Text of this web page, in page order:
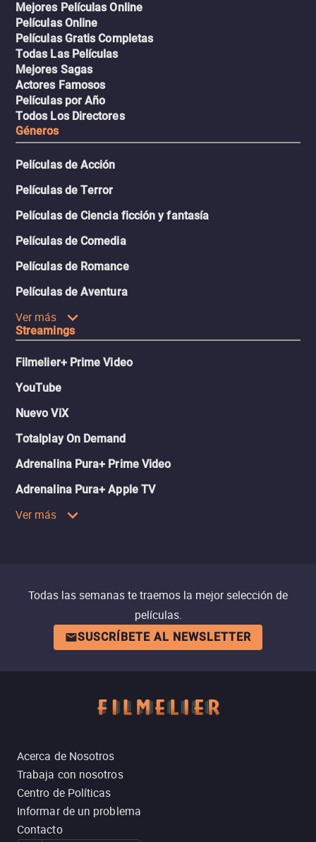
Mejores Películas Online
Películas Online
Películas Gratis Completas
Todas Las Películas
Mejores Sagas
Actores Famosos
Películas por Año
Todos Los Directores
Géneros
Películas de Acción
Películas de Terror
Películas de Ciencia ficción y fantasía
Películas de Comedia
Películas de Romance
Películas de Aventura
Ver más
Streamings
Filmelier+ Prime Video
YouTube
Nuevo ViX
Totalplay On Demand
Adrenalina Pura+ Prime Video
Adrenalina Pura+ Apple TV
Ver más
Todas las semanas te traemos la mejor selección de
películas.
SUSCRÍBETE AL NEWSLETTER
Acerca de Nosotros
Trabaja con nosotros
Centro de Políticas
Informar de un problema
Contacto